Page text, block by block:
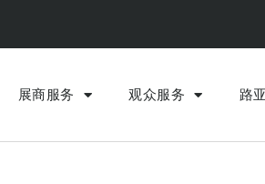
展商服务 观众服务 路